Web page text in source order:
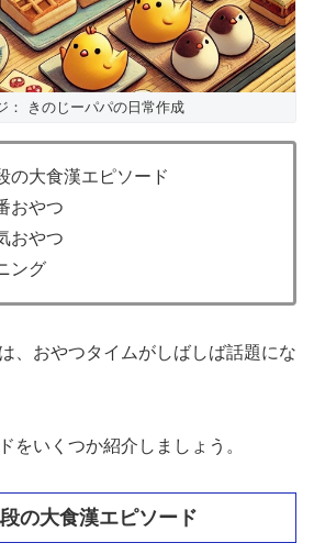
： きのじーパパの日常作成
の大食漢エピソード
おやつ
おやつ
ング
、おやつタイムがしばしば話題にな
をいくつか紹介しましょう。
の大食漢エピソード